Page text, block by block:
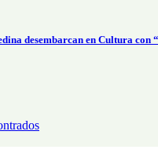
desembarcan en Cultura con